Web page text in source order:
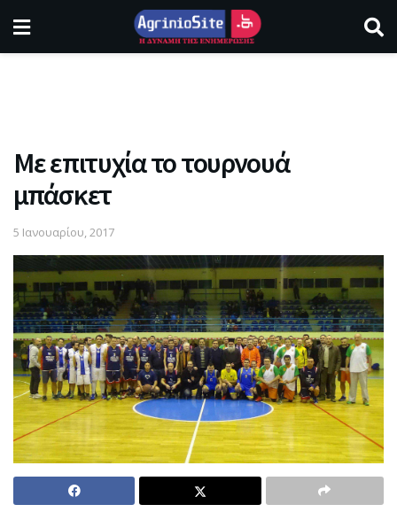
Με επιτυχία το τουρνουά
μπάσκετ
5 Ιανουαρίου, 2017